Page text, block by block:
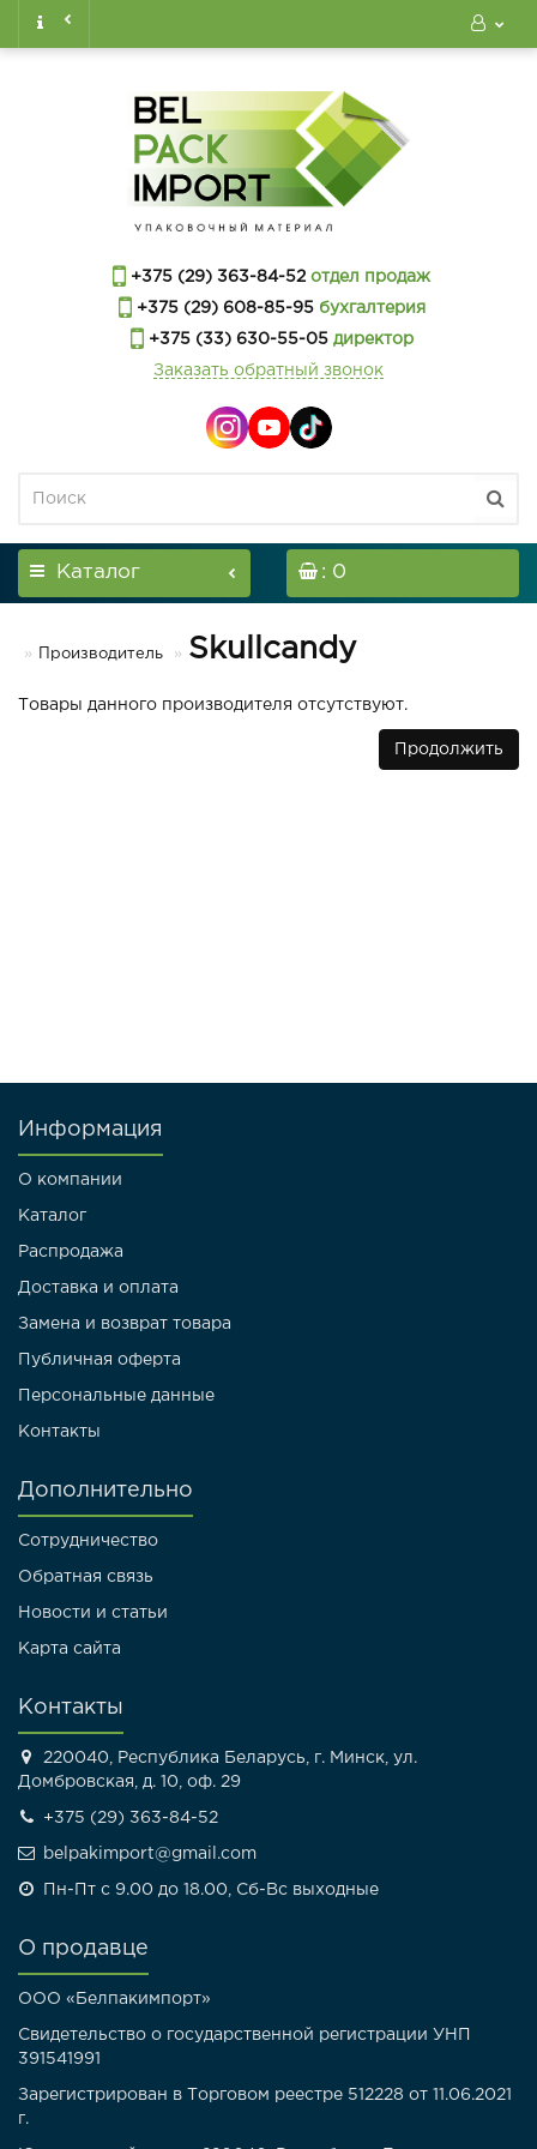
+375 (29) 363-84-52 отдел продаж
+375 (29) 608-85-95бухгалтерия
+375 (33) 630-55-05директор
Заказать обратный звонок
Каталог : 0
Производитель Skullcandy
Товары данного производителя отсутствуют.
Продолжить
Информация
О компании
Каталог
Распродажа
Доставка и оплата
Замена и возврат товара
Публичная оферта
Персональные данные
Контакты
Дополнительно
Сотрудничество
Обратная связь
Новости и статьи
Карта сайта
Контакты
220040, Республика Беларусь, г. Минск, ул.
Домбровская, д. 10, оф. 29
+375 (29) 363-84-52
belpakimport@gmail.com
Пн-Пт с 9.00 до 18.00, Сб-Вс выходные
О продавце
ООО «Белпакимпорт»
Свидетельство о государственной регистрации УНП
391541991
Зарегистрирован в Торговом реестре 512228 от 11.06.2021
г.